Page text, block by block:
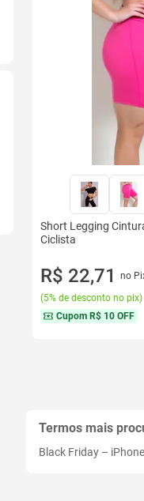
Short Legging
Ciclista
R$ 22,71
no
(5% de desconto no pix)
Cupom R$ 10 OFF
Termos mais
Black Friday –